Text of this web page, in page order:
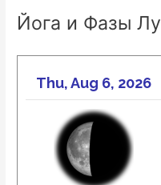
Йога и Фазы